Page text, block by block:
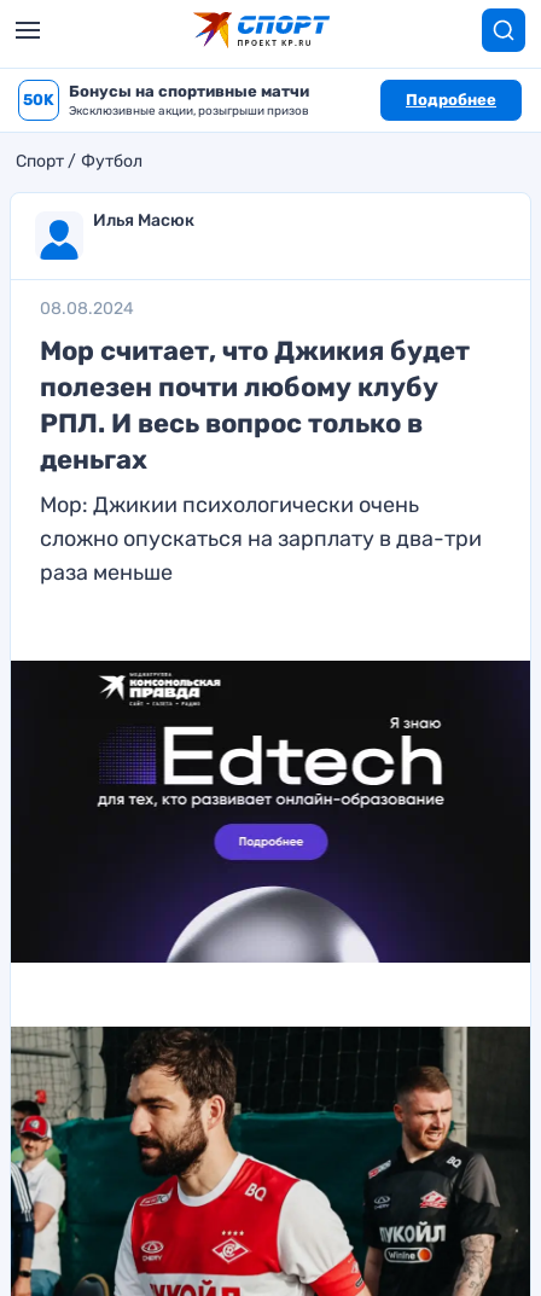
50K Бонусы на спортивные матчи
Эксклюзивные акции, розыгрыши призов
Подробнее
Спорт Футбол
Илья Масюк
08.08.2024
Мор считает, что Джикия будет
полезен почти любому клубу
РПЛ. И весь вопрос только в
деньгах
Мор: Джикии психологически очень
сложно опускаться на зарплату в два-три
раза меньше